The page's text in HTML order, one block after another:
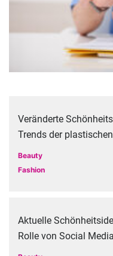
Veränderte
Trends der
Beauty
Fashion
Aktuelle
Rolle von Social